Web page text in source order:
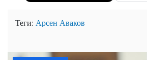
Теги: Арсен Аваков